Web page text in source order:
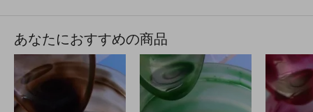
あなたにおすすめの商品